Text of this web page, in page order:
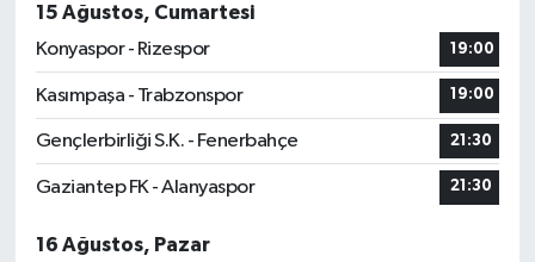
15 Ağustos, Cumartesi
Konyaspor - Rizespor
19:00
Kasımpaşa - Trabzonspor 19:00
Gençlerbirliği S.K. - Fenerbahçe 21:30
Gaziantep FK - Alanyaspor 21:30
16 Ağustos, Pazar